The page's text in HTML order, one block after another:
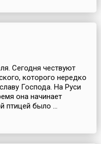
Сегодня чествуют
которого нередко
Господа. На Руси
она начинает
птицей было ...